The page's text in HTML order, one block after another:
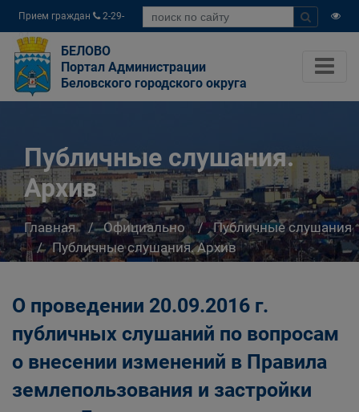
Прием граждан
2-29-
04
БЕЛОВО
Портал Администрации
Беловского городского округа
Публичные слушания.
Архив
Главная Официально
Публичные слушания
Публичные слушания. Архив
О проведении 20.09.2016 г.
публичных слушаний по вопросам
о внесении изменений в Правила
землепользования и застройки